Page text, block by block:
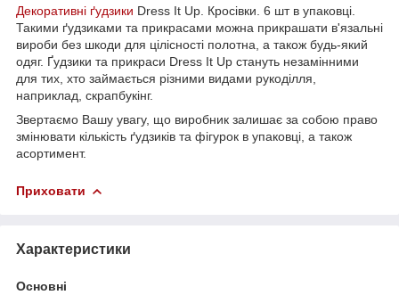
Декоративні ґудзики Dress It Up. Кросівки. 6 шт в упаковці.
Такими ґудзиками та прикрасами можна прикрашати в'язальні
вироби без шкоди для цілісності полотна, а також будь-який
одяг. Ґудзики та прикраси Dress It Up стануть незамінними
для тих, хто займається різними видами рукоділля,
наприклад, скрапбукінг.
Звертаємо Вашу увагу, що виробник залишає за собою право
змінювати кількість ґудзиків та фігурок в упаковці, а також
асортимент.
Приховати
Характеристики
Основні